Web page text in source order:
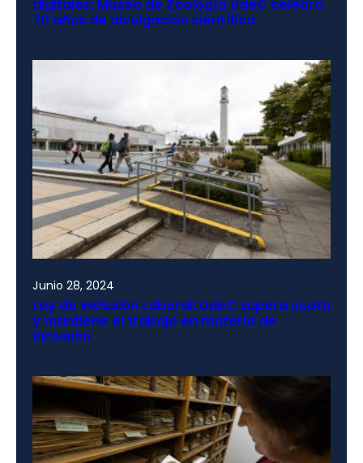
digitales: Museo de Zoología UdeC celebra
70 años de divulgación científica
Junio 28, 2024
Ley de Inclusión Laboral: UdeC supera cuota
y mantiene el trabajo en materia de
inclusión